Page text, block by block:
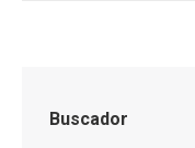
Buscador